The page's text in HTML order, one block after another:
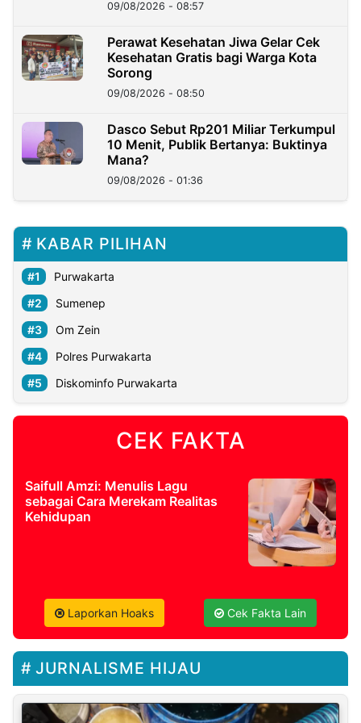
09/08/2026 - 08:57
Perawat Kesehatan Jiwa Gelar Cek
Kesehatan Gratis bagi Warga Kota
Sorong
09/08/2026 - 08:50
Dasco Sebut Rp201 Miliar Terkumpul
10 Menit, Publik Bertanya: Buktinya
Mana?
09/08/2026 - 01:36
KABAR PILIHAN
Purwakarta
Sumenep
Om Zein
Polres Purwakarta
Diskominfo Purwakarta
CEK FAKTA
Saifull Amzi: Menulis Lagu
sebagai Cara Merekam Realitas
Kehidupan
Laporkan Hoaks Cek Fakta Lain
JURNALISME HIJAU